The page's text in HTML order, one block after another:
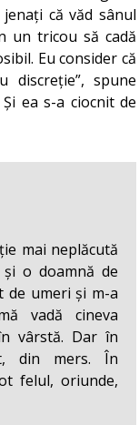
că văd sânul
un tricou să cadă
Eu consider că
spune
ea s-a ciocnit de
mai neplăcută
o doamnă de
de umeri și m-a
vadă cineva
vârstă. Dar în
din mers. În
felul, oriunde,